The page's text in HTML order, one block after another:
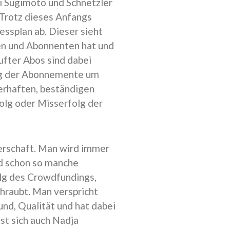
dieses Anfangs
ab. Dieser sieht
und Abonnenten hat und
Abos sind dabei
der Abonnemente um
beständigen
oder Misserfolg der
Man wird immer
so manche
des Crowdfundings,
Man verspricht
Qualität und hat dabei
sich auch Nadja